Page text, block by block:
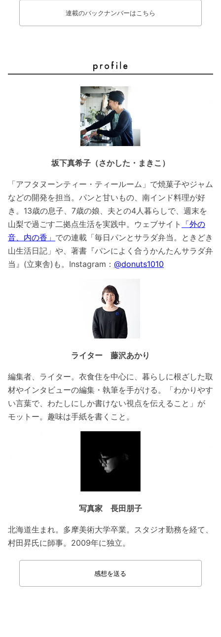
連載のバックナンバーはこちら
坂下真希子（さかした・まきこ）
「アフタヌーンティー・ティールーム」で焼菓子やジャム
などの開発を担当。パンと甘いもの、南インド料理が好
き。13歳の息子、7歳の娘、夫との4人暮らしで、週末を
山梨で過ごす二拠点生活を実践中。ウェブサイト
「外の
音、内の香」 での連載「毎日パンとサラダ弁当。ときどき
山生活日記」や、著書『パンによく合うかんたんサラダ弁
当』(立東舎)も。Instagram： @donuts1010
ライター 藤沢あかり
編集者、ライター。衣食住を中心に、暮らしに根ざした取
材やインタビューの編集・執筆を手がける。「わかりやす
い言葉で、わたしにしか書けない視点を伝えること」が
モットー。趣味は手紙を書くこと。
写真家 長田朋子
北海道生まれ。多摩美術大学卒業。スタジオ勤務を経て、
村田昇氏に師事。2009年に独立。
感想を送る